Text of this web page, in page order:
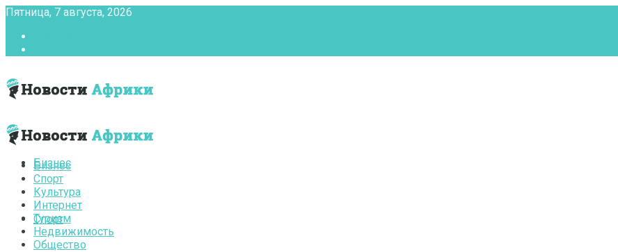
Пятница, 7 августа, 2026
Бизнес
Спорт
Бизнес
Спорт
Культура
Интернет
Туризм
Недвижимость
Общество